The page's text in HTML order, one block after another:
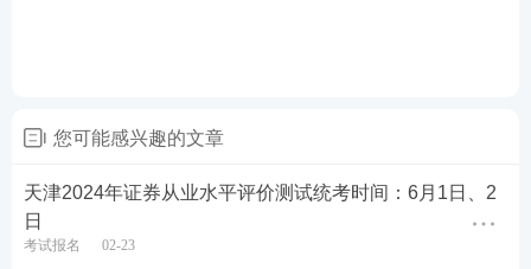
您可能感兴趣的文章
天津2024年证券从业水平评价测试统考时间：6月1日、2
日
考试报名 02-23